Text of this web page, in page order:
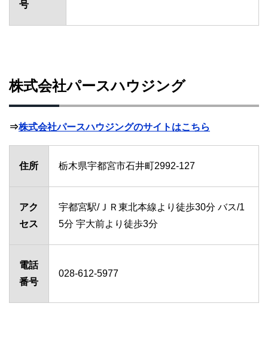
号
株式会社パースハウジング
⇒株式会社パースハウジングのサイトはこちら
住所 栃木県宇都宮市石井町2992-127
アク
セス
宇都宮駅/ＪＲ東北本線より徒歩30分 バス/1
5分 宇大前より徒歩3分
電話
番号
028-612-5977